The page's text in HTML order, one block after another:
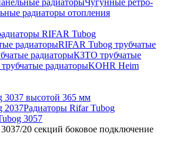
радиаторыЧугунные ретро-
радиаторы отопления
RIFAR Tubog
радиаторыRIFAR Tubog трубчатые
радиаторыКЗТО трубчатые
радиаторыKOHR Heim
3037 высотой 365 мм
2037Радиаторы Rifar Tubog
3057
20 секций боковое подключение